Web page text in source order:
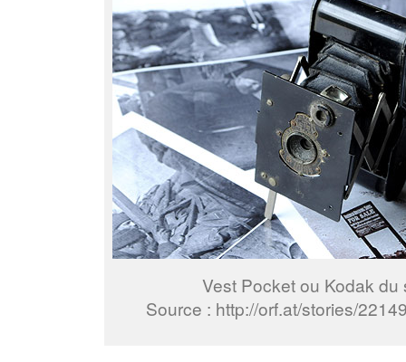
Vest Pocket ou Kodak du
Source : http://orf.at/stories/